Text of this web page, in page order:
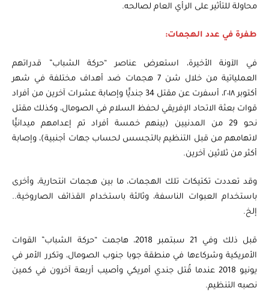
محاولة للتأثير على الرأي العام لصالحه.
طفرة في عدد الهجمات:
في الآونة الأخيرة، استعرض عناصر “حركة الشباب” قدراتهم
العملياتية من خلال شن 7 هجمات ضد أهداف مختلفة في شهر
أكتوبر ٢٠١٨، أسفرت عن مقتل 34 جنديًّا وإصابة عشرات آخرين من أفراد
قوات بعثة الاتحاد الإفريقي لحفظ السلام في الصومال، وكذلك مقتل
نحو 29 من المدنيين (بينهم خمسة أفراد تم إعدامهم ميدانيًّا
لاتهامهم من قبل التنظيم بالتجسس لحساب جهات أجنبية)، وإصابة
أكثر من ثلاثين آخرين.
وقد تعددت تكتيكات تلك الهجمات، ما بين هجمات انتحارية، وأخرى
باستخدام العبوات الناسفة، وثالثة باستخدام القذائف الصاروخية..
إلخ.
قبل ذلك وفي 21 سبتمبر 2018، هاجمت “حركة الشباب” القوات
الأمريكية وشركاءها في منطقة جوبا جنوب الصومال، وتكرر الأمر في
يونيو 2018 عندما قُتل جندي أمريكي وأصيب أربعة آخرون في كمين
نصبه التنظيم.